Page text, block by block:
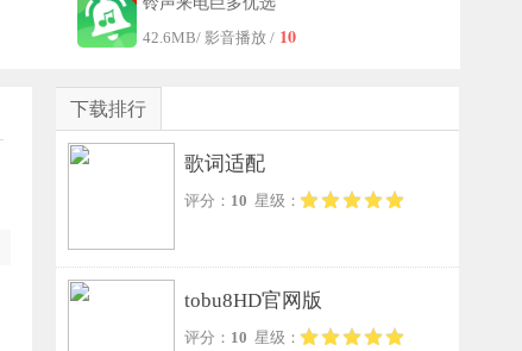
42.6MB/ 影音播放 / 10
下载排行
歌词适配
评分： 10 星级：
tobu8HD官网版
评分： 10 星级：